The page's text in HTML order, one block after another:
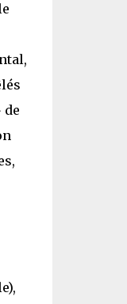
de